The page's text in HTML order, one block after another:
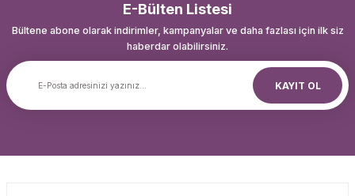
E-Bülten Listesi
Bültene abone olarak indirimler, kampanyalar ve daha fazlası için ilk siz
haberdar olabilirsiniz.
KAYIT OL